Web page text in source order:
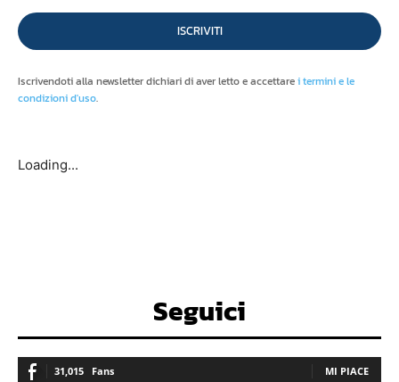
ISCRIVITI
Iscrivendoti alla newsletter dichiari di aver letto e accettarei termini e le
condizioni d'uso.
Loading...
Seguici
31,015 Fans MI PIACE